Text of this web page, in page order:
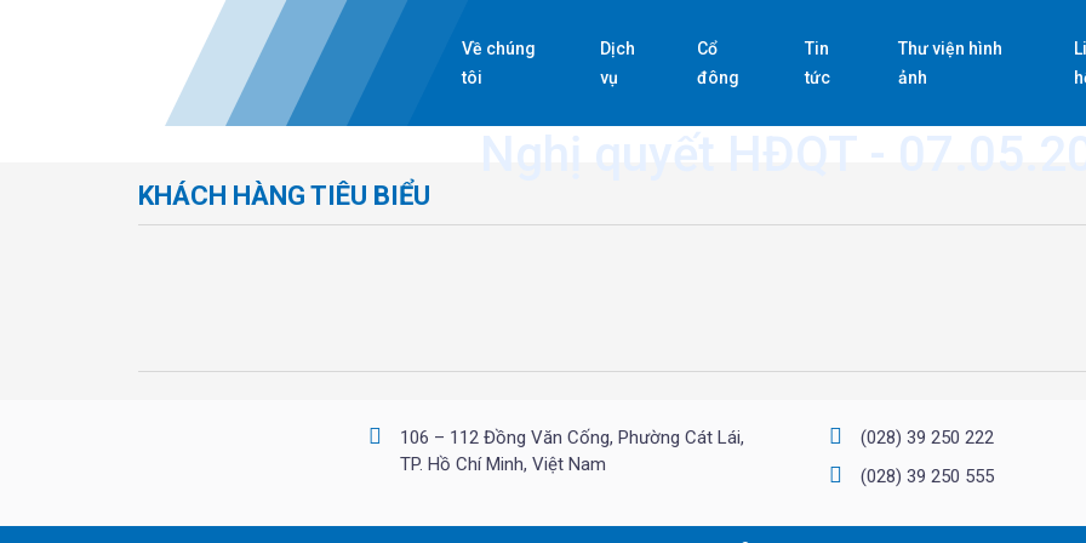
Về chúng
tôi
Dịch
vụ
Cổ
đông
Tin
tức
Thư viện hình
ảnh
Nghị quyết HĐQT -
KHÁCH HÀNG TIÊU BIỂU
106 – 112 Đồng Văn Cống, Phường Cát Lái,
TP. Hồ Chí Minh, Việt Nam
(028) 39 250 222
(028) 39 250 555